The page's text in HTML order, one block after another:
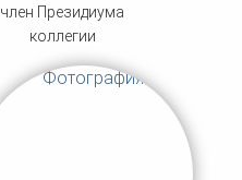
член Президиума
коллегии